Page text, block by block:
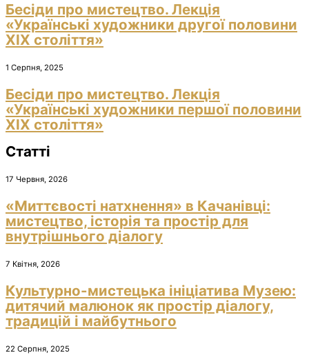
Бесіди про мистецтво. Лекція
«Українські художники другої половини
ХІХ століття»
1 Серпня, 2025
Бесіди про мистецтво. Лекція
«Українські художники першої половини
ХІХ століття»
Статті
17 Червня, 2026
«Миттєвості натхнення» в Качанівці:
мистецтво, історія та простір для
внутрішнього діалогу
7 Квітня, 2026
Культурно-мистецька ініціатива Музею:
дитячий малюнок як простір діалогу,
традицій і майбутнього
22 Серпня, 2025